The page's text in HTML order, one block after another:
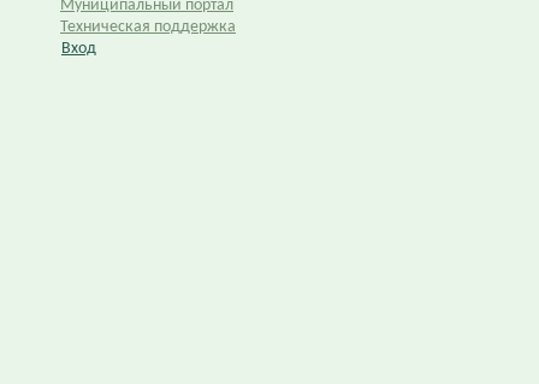
Муниципальный портал
Техническая поддержка
Вход